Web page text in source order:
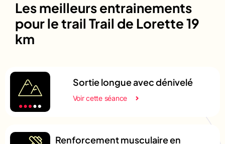
Les meilleurs entrainements
pour le trail Trail de Lorette 19
km
Sortie longue avec dénivelé
Voir cette séance
Renforcement musculaire en